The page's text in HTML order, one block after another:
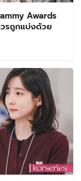
Awards
รถูกแบ่งด้วย